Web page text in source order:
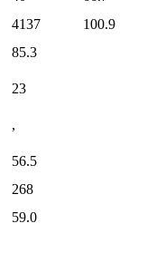
4137
100.9
85.3
23
,
56.5
268
59.0